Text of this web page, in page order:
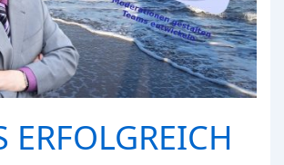
ERFOLGREICH